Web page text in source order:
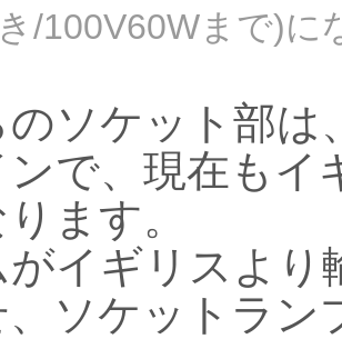
/100V60Wまで)に
のソケット部
ンで、現在もイ
ます。
イギリスより
ソケットラン